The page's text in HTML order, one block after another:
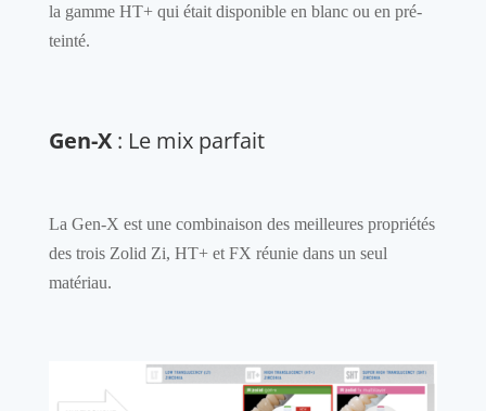
la gamme HT+ qui était disponible en blanc ou en pré-
teinté.
Gen-X: Le mix parfait
La Gen-X est une combinaison des meilleures propriétés
des trois Zolid Zi, HT+ et FX réunie dans un seul
matériau.